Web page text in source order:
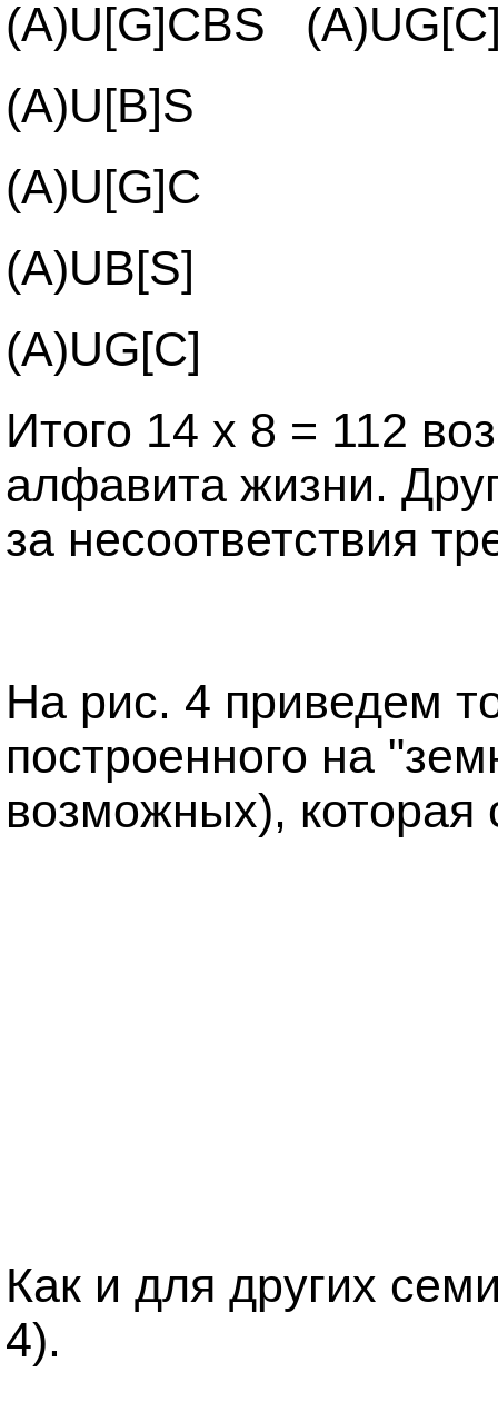
(A)U[G]CBS
(A)U[B]S
(A)U[G]C
(A)UB[S]
(A)UG[C]
Итого 14 х 8 = 112
алфавита жизни.
за несоответствия
На рис. 4 приведем
построенного на
возможных), которая
Как и для других
4).